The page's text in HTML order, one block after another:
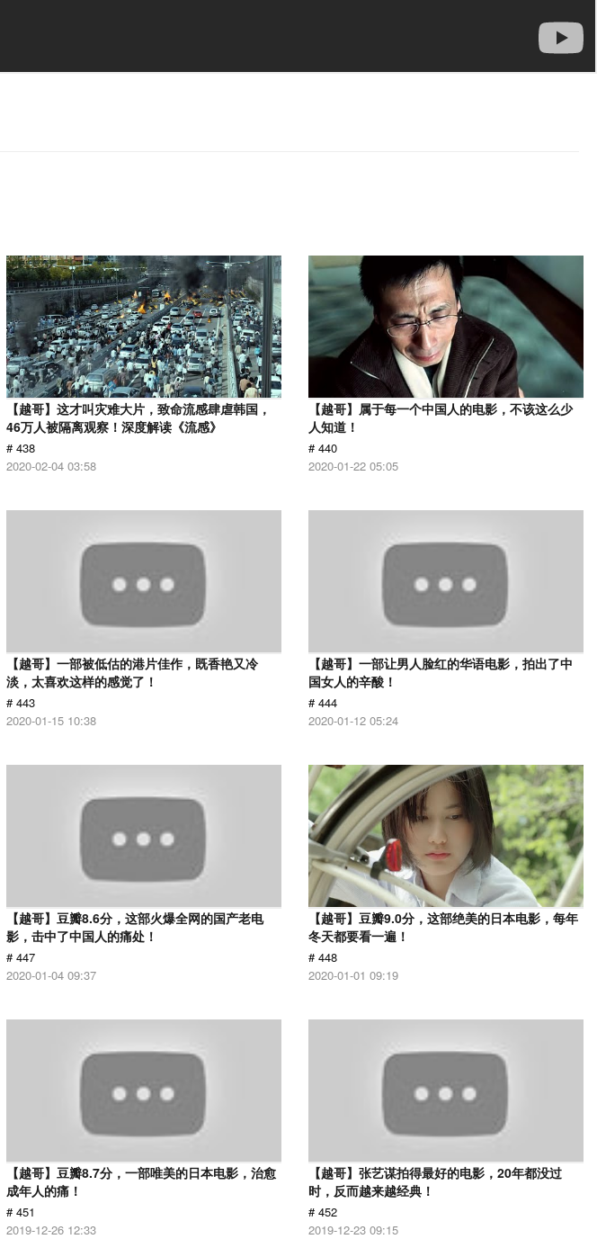
【越哥】这才叫灾难大片，致命流感肆虐韩国，
46万人被隔离观察！深度解读《流感》
# 438
2020-02-04 03:58
【越哥】属于每一个中国人的电影，不该这么少
人知道！
# 440
2020-01-22 05:05
【越哥】一部被低估的港片佳作，既香艳又冷
淡，太喜欢这样的感觉了！
# 443
2020-01-15 10:38
【越哥】一部让男人脸红的华语电影，拍出了中
国女人的辛酸！
# 444
2020-01-12 05:24
【越哥】豆瓣8.6分，这部火爆全网的国产老电
影，击中了中国人的痛处！
# 447
2020-01-04 09:37
【越哥】豆瓣9.0分，这部绝美的日本电影，每年
冬天都要看一遍！
# 448
2020-01-01 09:19
【越哥】豆瓣8.7分，一部唯美的日本电影，治愈
成年人的痛！
# 451
2019-12-26 12:33
【越哥】张艺谋拍得最好的电影，20年都没过
时，反而越来越经典！
# 452
2019-12-23 09:15